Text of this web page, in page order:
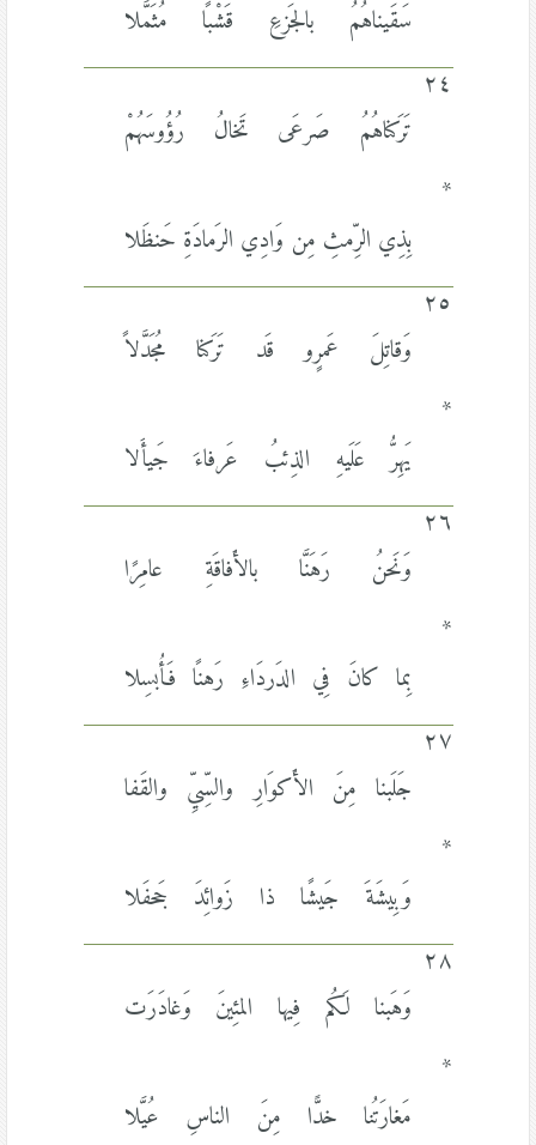
سَقَيناهُمُ بالجَزعِ قَشْبًا مُثَمَّلا
٢٤
تَرَكناهُمُ صَرعَى تَخالُ رُؤُوسَهُمْ
*
بِذِي الرِّمثِ مِن وَادِي الرَمادَةِ حَنظَلا
٢٥
وَقاتِلَ عَمرٍو قَد تَرَكنا مُجَدَّلاً
*
يَهِرُّ عَلَيهِ الذِئبُ عَرفاءَ جَيأَلا
٢٦
وَنَحنُ رَهَنَّا بالأَفاقَةِ عامِرًا
*
بِما كانَ فِي الدَردَاءِ رَهنًا فَأُبسِلا
٢٧
جَلَبنا مِنَ الأَكوَارِ والسِّيِّ والقَفا
*
وَبِيشَةَ جَيشًا ذا زَوائِدَ جَحفَلا
٢٨
وَهَبنا لَكُم فِيها المئِينَ وَغادَرَت
*
مَغارَتُنا خدًّا مِنَ الناسِ عُيَّلا